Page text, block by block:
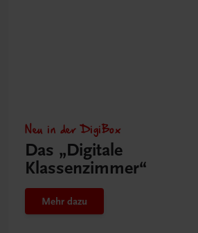
Neu in der DigiBox
Das „Digitale
Klassenzimmer“
Mehr dazu